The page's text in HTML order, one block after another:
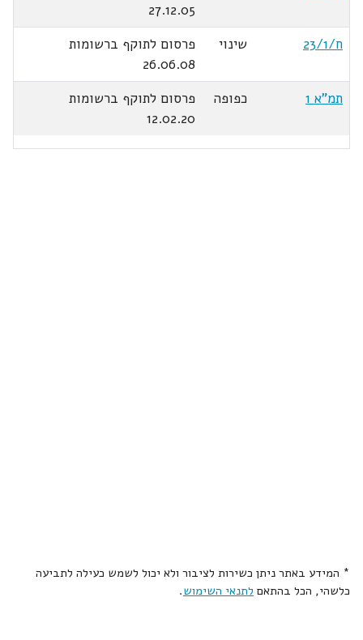
27.12.05
ח/23/1
שינוי
פרסום לתוקף ברשומות
26.06.08
תמ"א 1
כפופה
פרסום לתוקף ברשומות
12.02.20
* המידע באתר ניתן כשירות לציבור ולא יכול לשמש כעילה לתביעה
כלשהי, הכל בהתאם לתנאי השימוש.